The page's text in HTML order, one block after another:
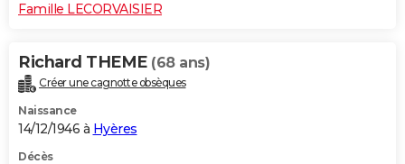
Famille LECORVAISIER
Richard THEME (68 ans)
Créer une cagnotte obsèques
Naissance
14/12/1946 à Hyères
Décès